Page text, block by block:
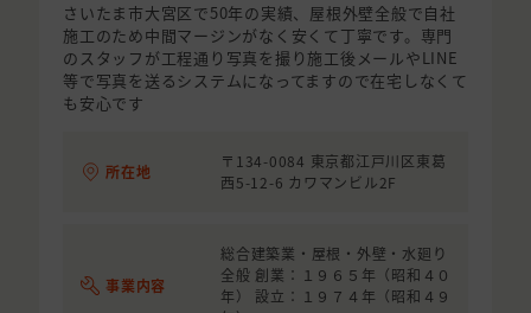
さいたま市大宮区で50年の実績、屋根外壁全般で自社
施工のため中間マージンがなく安くて丁寧です。専門
のスタッフが工程通り写真を撮り施工後メールやLINE
等で写真を送るシステムになってますので在宅しなくて
も安心です
所在地
〒134-0084 東京都江戸川区東葛
西5-12-6 カワマンビル2F
事業内容
総合建築業・屋根・外壁・水廻り
全般 創業：１９６５年（昭和４０
年） 設立：１９７４年（昭和４９